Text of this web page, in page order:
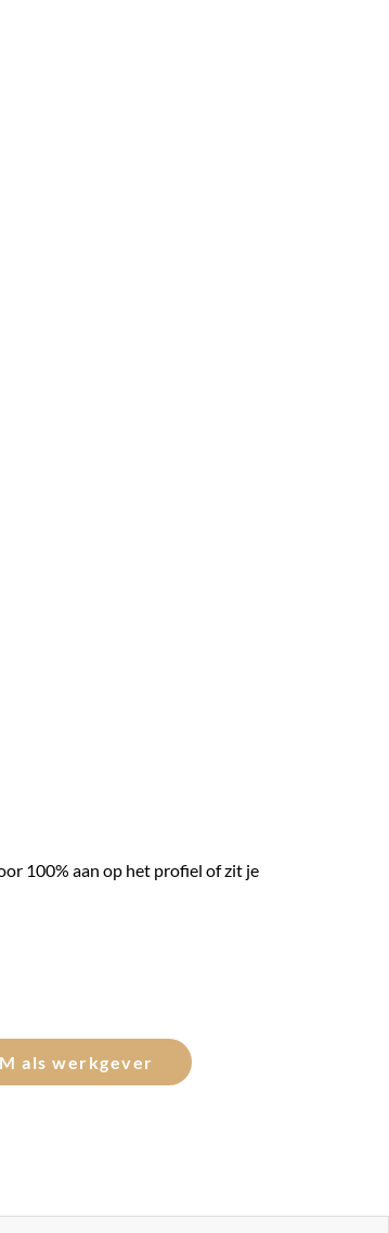
100% aan op het profiel of zit je
als werkgever